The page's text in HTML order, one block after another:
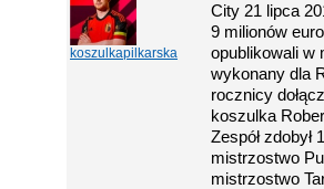
koszulkapilkarska
City 21 lipca
9 milionów
opublikowali w
wykonany dla
rocznicy
koszulka
Zespół
mistrzostwo
mistrzostwo